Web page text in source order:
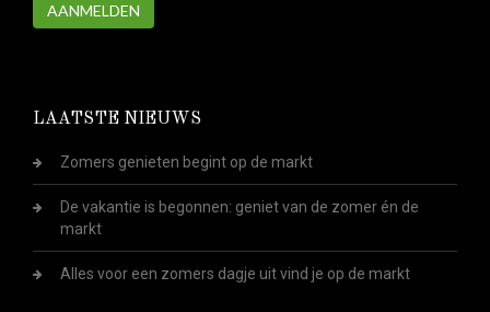
AANMELDEN
LAATSTE NIEUWS
Zomers genieten begint op de markt
De vakantie is begonnen: geniet van de zomer én de
markt
Alles voor een zomers dagje uit vind je op de markt